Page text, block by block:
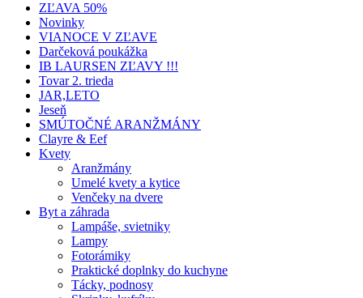
ZĽAVA 50%
Novinky
VIANOCE V ZĽAVE
Darčeková poukážka
IB LAURSEN ZĽAVY !!!
Tovar 2. trieda
JAR,LETO
Jeseň
SMÚTOČNÉ ARANŽMÁNY
Clayre & Eef
Kvety
Aranžmány
Umelé kvety a kytice
Venčeky na dvere
Byt a záhrada
Lampáše, svietniky
Lampy
Fotorámiky
Praktické doplnky do kuchyne
Tácky, podnosy